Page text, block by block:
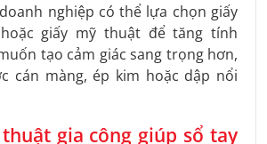
nghiệp có thể lựa chọn giấy
hoặc giấy mỹ thuật để tăng tính
tạo cảm giác sang trọng hơn,
cán màng, ép kim hoặc dập nổi
gia công giúp sổ tay